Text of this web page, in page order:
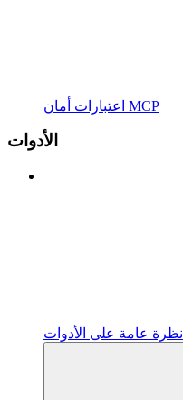
اعتبارات أمان MCP
الأدوات
نظرة عامة على الأدوات